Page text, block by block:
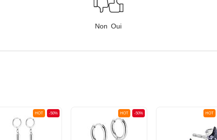
Non Oui
-50%
HOT -50%
HOT HOT